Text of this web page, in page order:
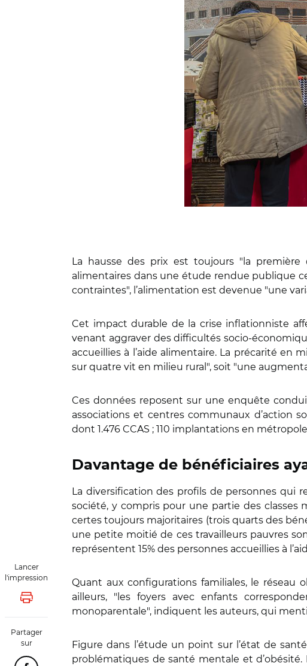
Lancer
l'impression
Lancer l'impression
Partager
sur
La hausse des prix est toujours "la première
alimentaires dans une étude rendue publique
contraintes", l’alimentation est devenue "une
Cet impact durable de la crise inflationniste
venant aggraver des difficultés socio-
accueillies à l’aide alimentaire. La précarité en
sur quatre vit en milieu rural", soit "une
Ces données reposent sur une enquête
associations et centres communaux d’action
dont 1.476 CCAS ; 110 implantations en
Davantage de bénéficiaires
La diversification des profils de personnes qui
société, y compris pour une partie des classes
certes toujours majoritaires (trois quarts des
une petite moitié de ces travailleurs pauvres
représentent 15% des personnes accueillies à
Quant aux configurations familiales, le réseau
ailleurs, "les foyers avec enfants
monoparentale", indiquent les auteurs, qui
Figure dans l’étude un point sur l’état de
problématiques de santé mentale et